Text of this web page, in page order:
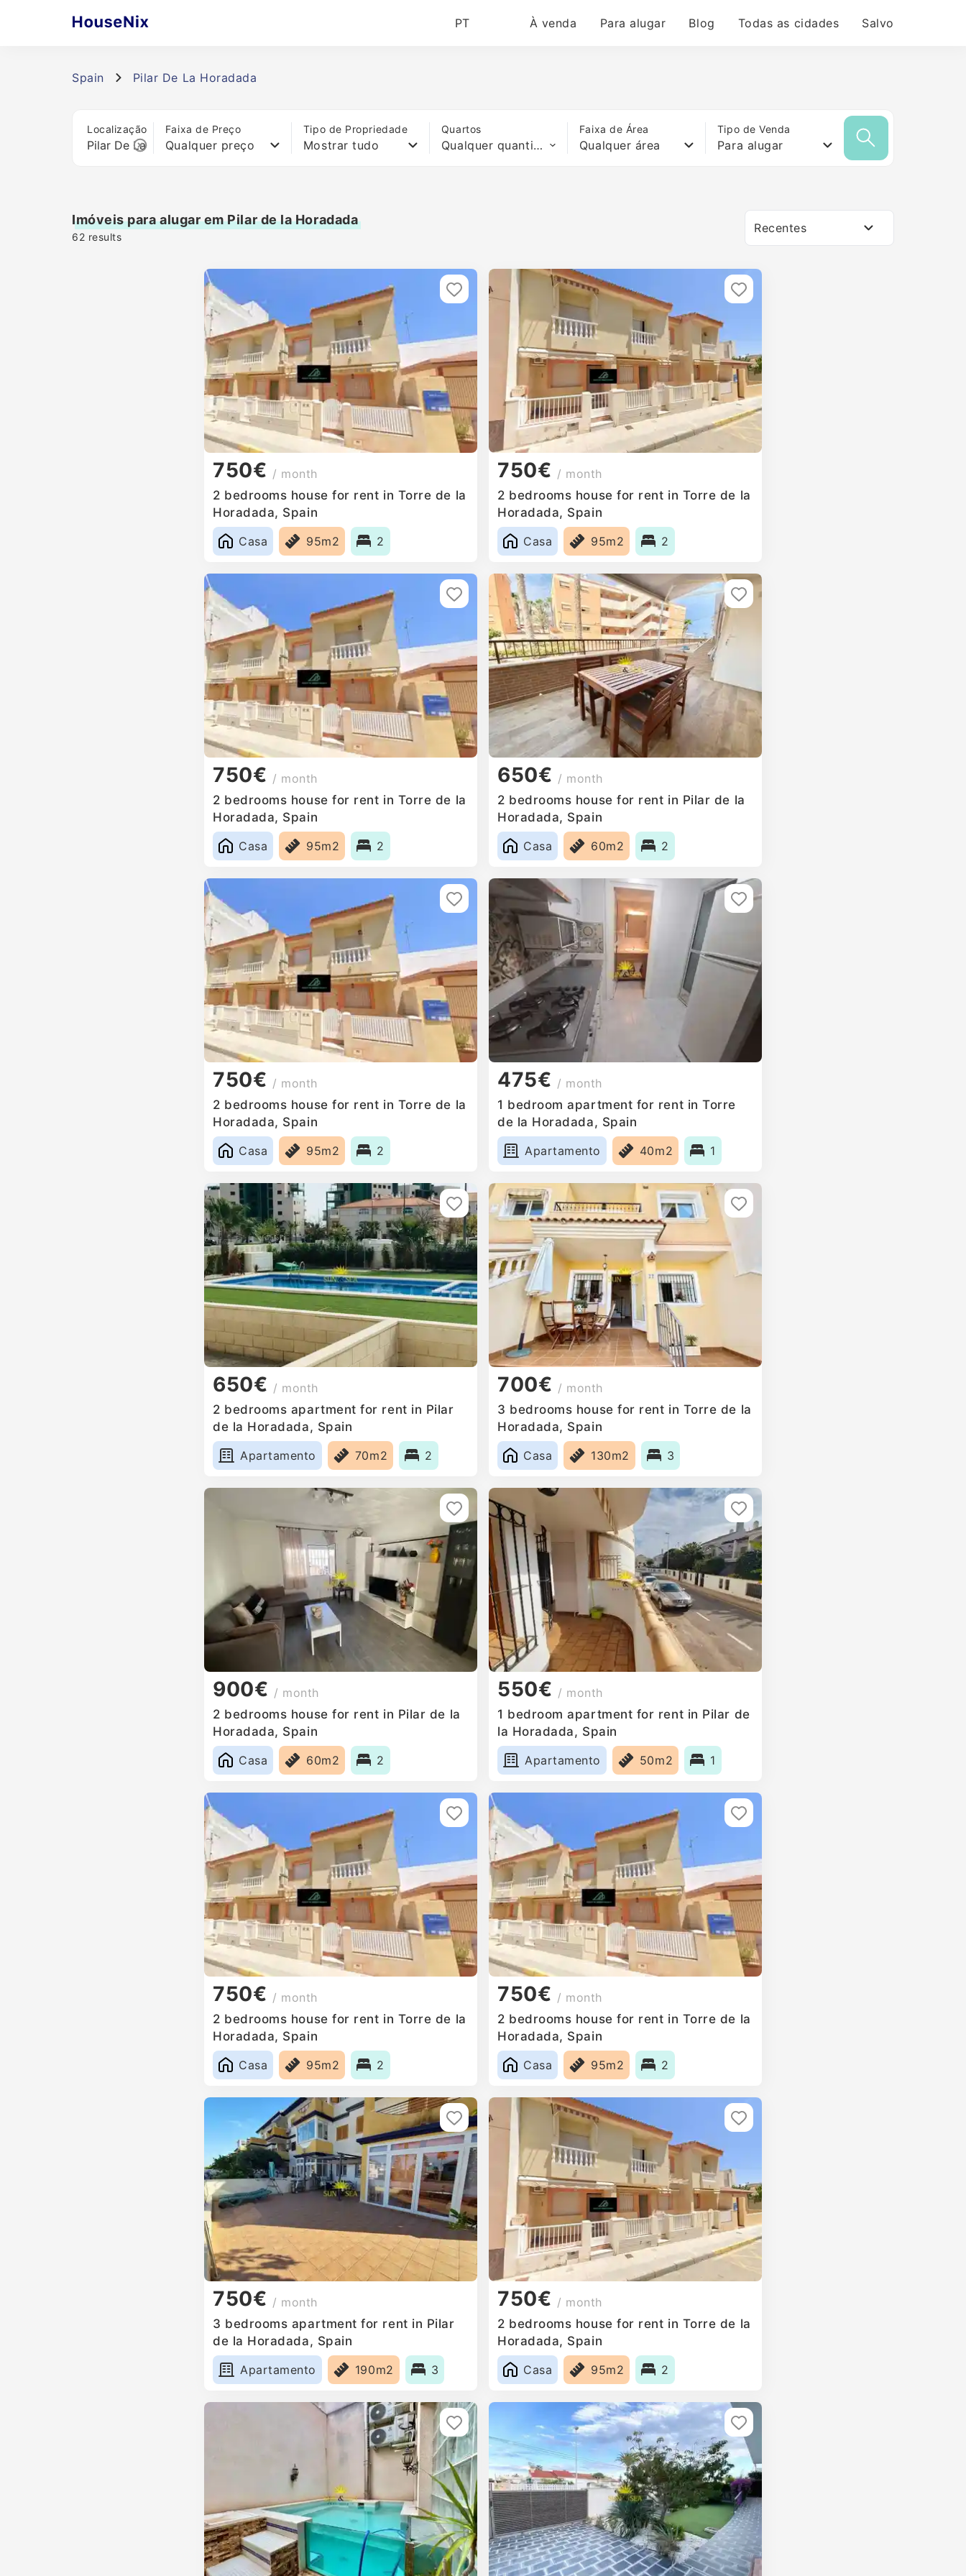
PT À venda Para alugar Blog Todas as cidades Salvo
Spain Pilar De La Horadada
Localização Faixa de Preço
Qualquer preço
Tipo de Propriedade
Mostrar tudo
Quartos
Qualquer quantidade de quartos
Faixa de Área
Qualquer área
Tipo de Venda
Para alugar
Imóveis para alugar em Pilar de la Horadada
62 results
Recentes
750€ / month
2 bedrooms house for rent in Torre de la
Horadada, Spain
Casa
95m2 2
750€ / month
2 bedrooms house for rent in Torre de la
Horadada, Spain
Casa
95m2 2
750€ / month
2 bedrooms house for rent in Torre de la
Horadada, Spain
Casa
95m2 2
650€ / month
2 bedrooms house for rent in Pilar de la
Horadada, Spain
Casa
60m2 2
750€ / month
2 bedrooms house for rent in Torre de la
Horadada, Spain
Casa
95m2 2
475€ / month
1 bedroom apartment for rent in Torre
de la Horadada, Spain
Apartamento
40m2 1
650€ / month
2 bedrooms apartment for rent in Pilar
de la Horadada, Spain
Apartamento
70m2 2
700€ / month
3 bedrooms house for rent in Torre de la
Horadada, Spain
Casa
130m2 3
900€ / month
2 bedrooms house for rent in Pilar de la
Horadada, Spain
Casa
60m2 2
550€ / month
1 bedroom apartment for rent in Pilar de
la Horadada, Spain
Apartamento
50m2 1
750€ / month
2 bedrooms house for rent in Torre de la
Horadada, Spain
Casa
95m2 2
750€ / month
2 bedrooms house for rent in Torre de la
Horadada, Spain
Casa
95m2 2
750€ / month
3 bedrooms apartment for rent in Pilar
de la Horadada, Spain
Apartamento
190m2 3
750€ / month
2 bedrooms house for rent in Torre de la
Horadada, Spain
Casa
95m2 2